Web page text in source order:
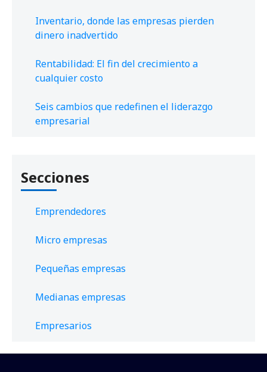
Inventario, donde las empresas pierden
dinero inadvertido
Rentabilidad: El fin del crecimiento a
cualquier costo
Seis cambios que redefinen el liderazgo
empresarial
Secciones
Emprendedores
Micro empresas
Pequeñas empresas
Medianas empresas
Empresarios